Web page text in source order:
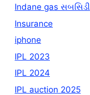
Indane gas સબસિડી
Insurance
iphone
IPL 2023
IPL 2024
IPL auction 2025